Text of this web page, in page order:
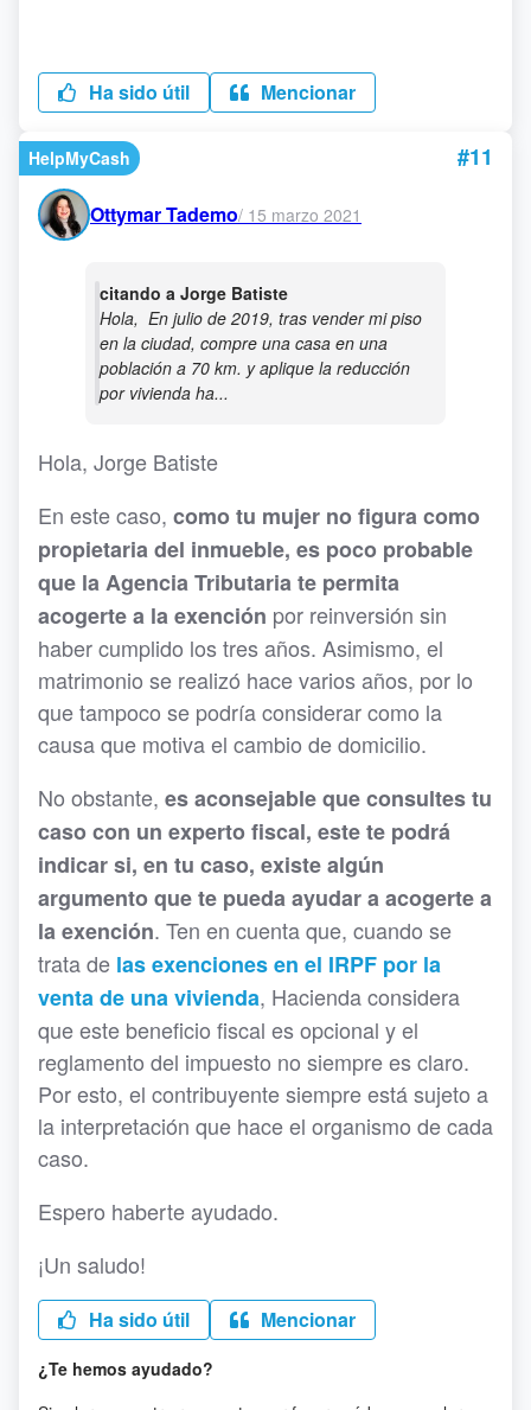
Ha sido útil Mencionar
HelpMyCash #11
Ottymar Tademo/ 15 marzo 2021
citando a Jorge Batiste
Hola, En julio de 2019, tras vender mi piso
en la ciudad, compre una casa en una
población a 70 km. y aplique la reducción
por vivienda ha...
Hola, Jorge Batiste
En este caso, como tu mujer no figura como
propietaria del inmueble, es poco probable
que la Agencia Tributaria te permita
acogerte a la exención por reinversión sin
haber cumplido los tres años. Asimismo, el
matrimonio se realizó hace varios años, por lo
que tampoco se podría considerar como la
causa que motiva el cambio de domicilio.
No obstante, es aconsejable que consultes tu
caso con un experto fiscal, este te podrá
indicar si, en tu caso, existe algún
argumento que te pueda ayudar a acogerte a
la exención. Ten en cuenta que, cuando se
trata de las exenciones en el IRPF por la
venta de una vivienda, Hacienda considera
que este beneficio fiscal es opcional y el
reglamento del impuesto no siempre es claro.
Por esto, el contribuyente siempre está sujeto a
la interpretación que hace el organismo de cada
caso.
Espero haberte ayudado.
¡Un saludo!
Ha sido útil Mencionar
¿Te hemos ayudado?